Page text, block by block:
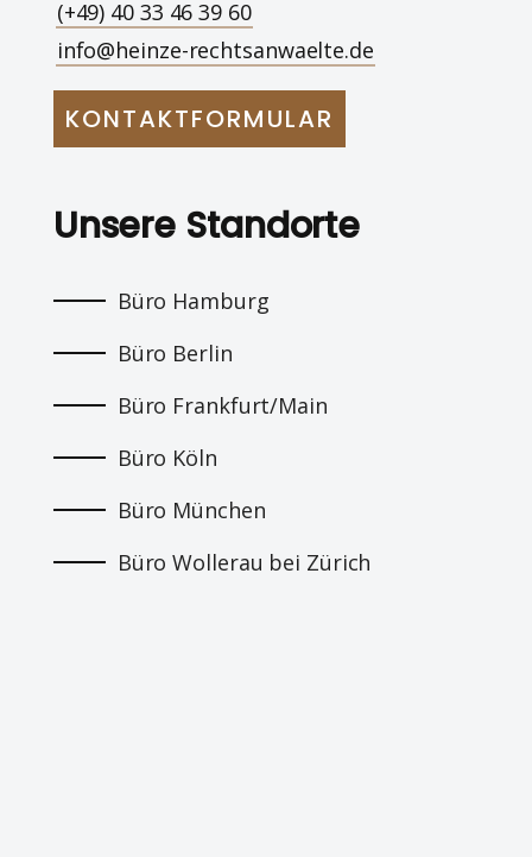
(+49) 40 33 46 39 60
info@heinze-rechtsanwaelte.de
KONTAKTFORMULAR
Unsere Standorte
Büro Hamburg
Büro Berlin
Büro Frankfurt/Main
Büro Köln
Büro München
Büro Wollerau bei Zürich